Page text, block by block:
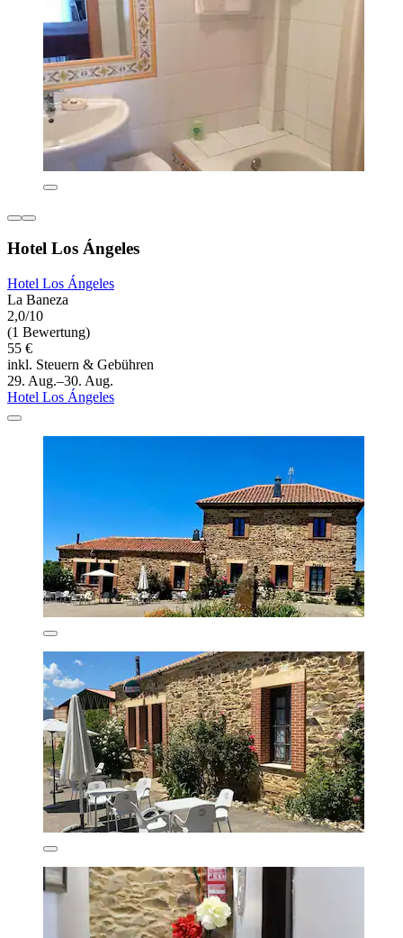
Hotel Los Ángeles
Hotel Los Ángeles
La Baneza
2,0/10
(1 Bewertung)
55 €
inkl. Steuern & Gebühren
29. Aug.–30. Aug.
Hotel Los Ángeles